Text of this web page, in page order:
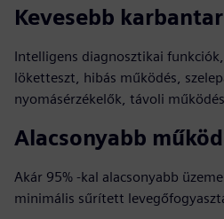
Kevesebb
Intelligens diagnosztikai
löketteszt, hibás működés,
nyomásérzékelők, távoli
Alacsonyabb
Akár 95% -kal alacsonyabb
minimális sűrített